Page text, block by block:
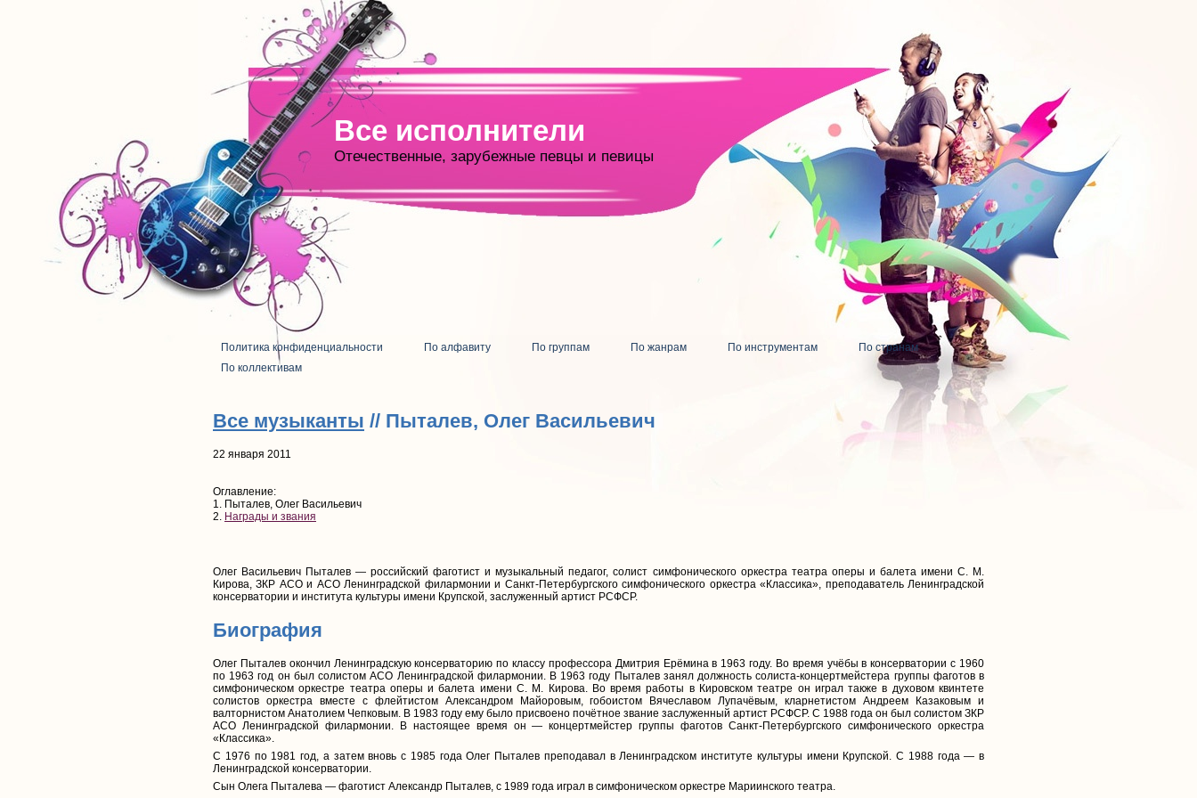
Все исполнители
Отечественные, зарубежные певцы и певицы
Политика конфиденциальности По алфавиту По группам По жанрам По инструментам
По странам
По коллективам
Все музыканты // Пыталев, Олег Васильевич
22 января 2011
Оглавление:
1. Пыталев, Олег Васильевич
2. Награды и звания
Олег Васильевич Пыталев — российский фаготист и музыкальный педагог, солист симфонического оркестра театра оперы и балета имени С. М.
Кирова, ЗКР АСО и АСО Ленинградской филармонии и Санкт-Петербургского симфонического оркестра «Классика», преподаватель Ленинградской
консерватории и института культуры имени Крупской, заслуженный артист РСФСР.
Биография
Олег Пыталев окончил Ленинградскую консерваторию по классу профессора Дмитрия Ерёмина в 1963 году. Во время учёбы в консерватории с 1960
по 1963 год он был солистом АСО Ленинградской филармонии. В 1963 году Пыталев занял должность солиста-концертмейстера группы фаготов в
симфоническом оркестре театра оперы и балета имени С. М. Кирова. Во время работы в Кировском театре он играл также в духовом квинтете
солистов оркестра вместе с флейтистом Александром Майоровым, гобоистом Вячеславом Лупачёвым, кларнетистом Андреем Казаковым и
валторнистом Анатолием Чепковым. В 1983 году ему было присвоено почётное звание заслуженный артист РСФСР. С 1988 года он был солистом ЗКР
АСО Ленинградской филармонии. В настоящее время он — концертмейстер группы фаготов Санкт-Петербургского симфонического оркестра
«Классика».
С 1976 по 1981 год, а затем вновь с 1985 года Олег Пыталев преподавал в Ленинградском институте культуры имени Крупской. С 1988 года — в
Ленинградской консерватории.
Сын Олега Пыталева — фаготист Александр Пыталев, с 1989 года играл в симфоническом оркестре Мариинского театра.